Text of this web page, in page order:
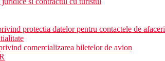
protectia datelor pentru contactele de afaceri
comercializarea biletelor de avion